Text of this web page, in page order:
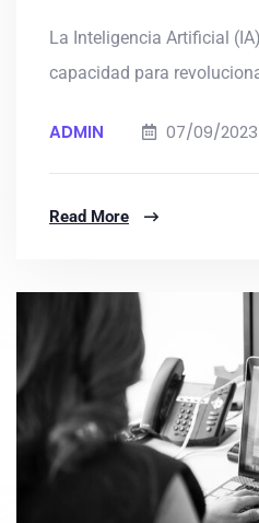
La Inteligencia Artificial
capacidad para
ADMIN 07/09/2023
Read More